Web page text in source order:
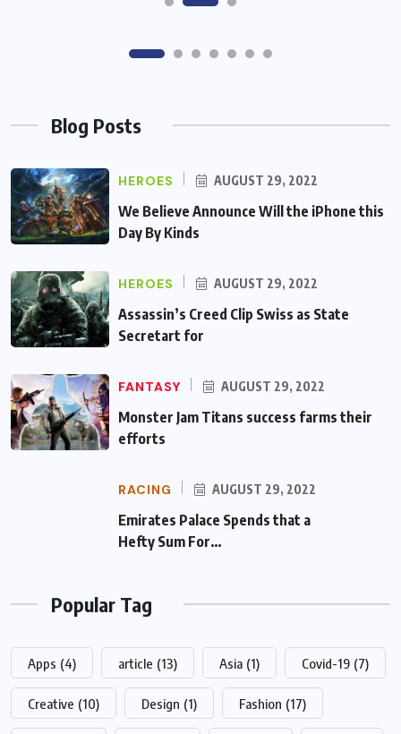
Blog Posts
HEROES AUGUST 29, 2022
We Believe Announce Will the iPhone this
Day By Kinds
HEROES AUGUST 29, 2022
Assassin’s Creed Clip Swiss as State
Secretart for
FANTASY AUGUST 29, 2022
Monster Jam Titans success farms their
efforts
RACING AUGUST 29, 2022
Emirates Palace Spends that a Hefty Sum
For…
Popular Tag
Apps (4) article (13) Asia (1) Covid-19 (7)
Creative (10) Design (1) Fashion (17)